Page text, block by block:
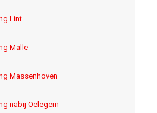
Lint
Malle
Massenhoven
nabij Oelegem